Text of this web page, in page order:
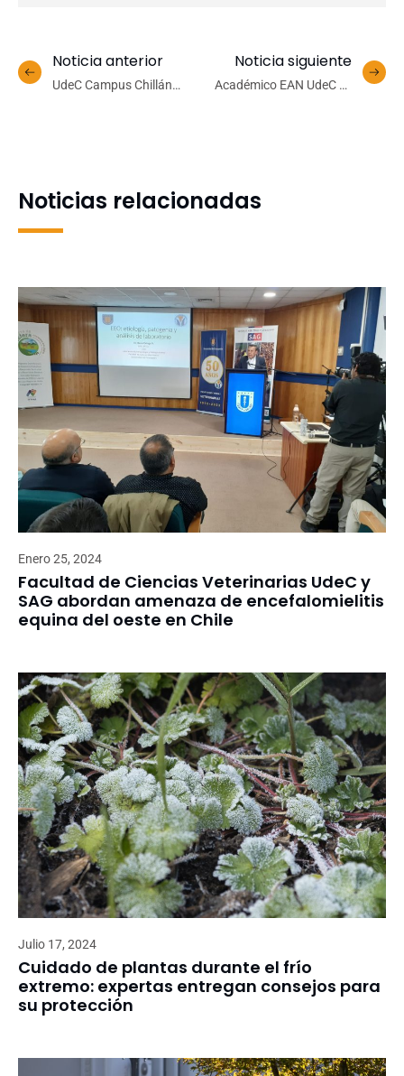
Noticia anterior
UdeC Campus Chillán
Noticia siguiente
Académico EAN UdeC es
Noticias relacionadas
Enero 25, 2024
Facultad de Ciencias Veterinarias UdeC y
SAG abordan amenaza de encefalomielitis
equina del oeste en Chile
Julio 17, 2024
Cuidado de plantas durante el frío
extremo: expertas entregan consejos para
su protección